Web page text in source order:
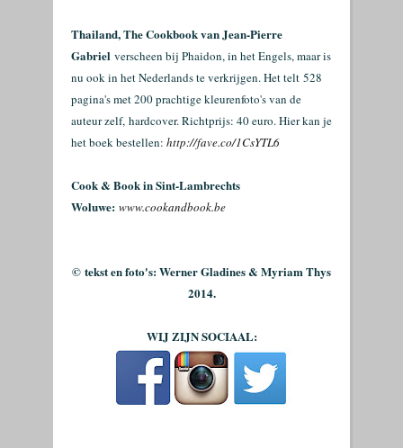
Thailand, The Cookbook van Jean-Pierre
Gabriel verscheen bij Phaidon, in het Engels, maar is
nu ook in het Nederlands te verkrijgen. Het telt 528
pagina's met 200 prachtige kleurenfoto's van de
auteur zelf, hardcover. Richtprijs: 40 euro.Hier kan je
het boek bestellen: http://fave.co/1CsYTL6
Cook & Book in Sint-Lambrechts
Woluwe: www.cookandbook.be
© tekst en foto's: Werner Gladines & Myriam Thys
2014.
WIJ ZIJN SOCIAAL: